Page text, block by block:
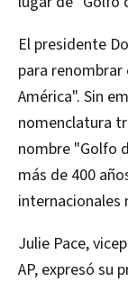
El presidente
para
América". Sin
nomenclatura
nombre "Golfo
más de 400
internacionales
Julie Pace,
AP, expresó su